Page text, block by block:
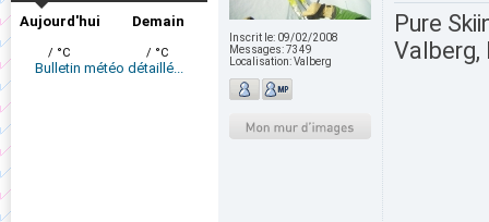
Aujourd'hui
/ °C
Demain
/ °C
Bulletin météo détaillé...
Inscrit le: 09/02/2008
Messages:7349
Localisation:Valberg
Pure
Valberg,